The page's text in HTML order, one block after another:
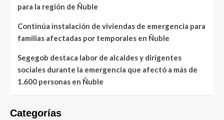
para la región de Ñuble
Continúa instalación de viviendas de emergencia para
familias afectadas por temporales en Ñuble
Segegob destaca labor de alcaldes y dirigentes
sociales durante la emergencia que afectó a más de
1.600 personas en Ñuble
Categorías